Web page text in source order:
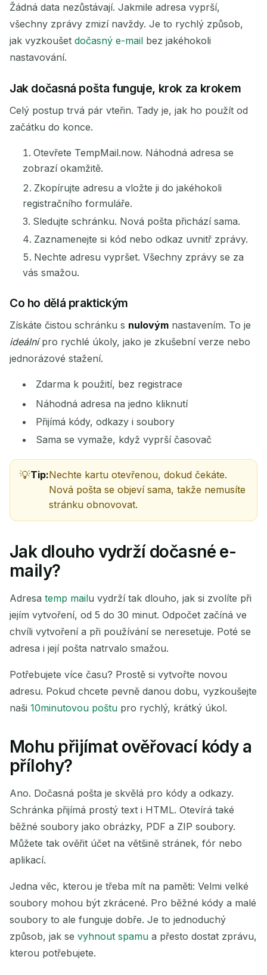
Smazat vybrané Změnit e-mail
Obnovit
ODESÍLATEL PŘEDMĚT AKCE
Čekání na příchozí e-maily...
Žádná data nezůstávají. Jakmile adresa vyprší,
všechny zprávy zmizí navždy. Je to rychlý způsob,
jak vyzkoušet dočasný e-mail bez jakéhokoli
nastavování.
Jak dočasná pošta funguje, krok za krokem
Celý postup trvá pár vteřin. Tady je, jak ho použít od
začátku do konce.
Otevřete TempMail.now. Náhodná adresa se
zobrazí okamžitě.
Zkopírujte adresu a vložte ji do jakéhokoli
registračního formuláře.
Sledujte schránku. Nová pošta přichází sama.
Zaznamenejte si kód nebo odkaz uvnitř zprávy.
Nechte adresu vypršet. Všechny zprávy se za
vás smažou.
Co ho dělá praktickým
Získáte čistou schránku s nulovým nastavením. To je
ideálnípro rychlé úkoly, jako je zkušební verze nebo
jednorázové stažení.
Zdarma k použití, bez registrace
Náhodná adresa na jedno kliknutí
Přijímá kódy, odkazy i soubory
Sama se vymaže, když vyprší časovač
Tip:Nechte kartu otevřenou, dokud čekáte.
Nová pošta se objeví sama, takže nemusíte
stránku obnovovat.
Jak dlouho vydrží dočasné e-
maily?
Adresa temp mailu vydrží tak dlouho, jak si zvolíte při
jejím vytvoření, od 5 do 30 minut. Odpočet začíná ve
chvíli vytvoření a při používání se neresetuje. Poté se
adresa i její pošta natrvalo smažou.
Potřebujete více času? Prostě si vytvořte novou
adresu. Pokud chcete pevně danou dobu, vyzkoušejte
naši 10minutovou poštu pro rychlý, krátký úkol.
Mohu přijímat ověřovací kódy a
přílohy?
Ano. Dočasná pošta je skvělá pro kódy a odkazy.
Schránka přijímá prostý text i HTML. Otevírá také
běžné soubory jako obrázky, PDF a ZIP soubory.
Můžete tak ověřit účet na většině stránek, fór nebo
aplikací.
Jedna věc, kterou je třeba mít na paměti: Velmi velké
soubory mohou být zkrácené. Pro běžné kódy a malé
soubory to ale funguje dobře. Je to jednoduchý
způsob, jak se vyhnout spamu a přesto dostat zprávu,
kterou potřebujete.